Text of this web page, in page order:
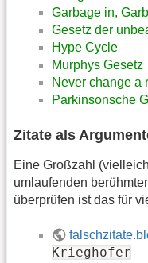
Garbage in,
Gesetz der
Hype Cycle
Murphys Gesetz
Never change a
Parkinsonsche
Zitate als
Eine Großzahl
umlaufenden
überprüfen ist das für
Krieghofer